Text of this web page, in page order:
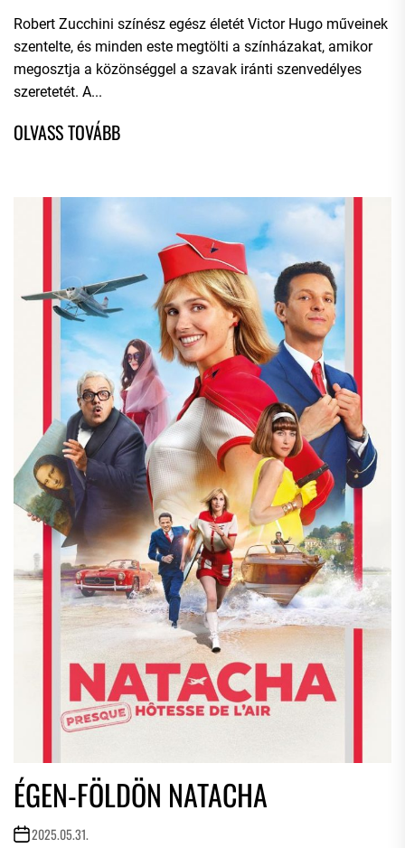
Robert Zucchini színész egész életét Victor Hugo műveinek
szentelte, és minden este megtölti a színházakat, amikor
megosztja a közönséggel a szavak iránti szenvedélyes
szeretetét. A...
ÉGEN-FÖLDÖN NATACHA
2025.05.31.